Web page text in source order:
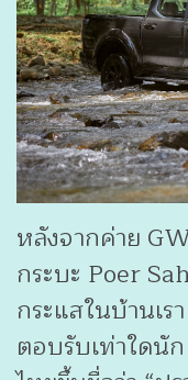
หลังจากค่าย
กระบะ Poer
กระแสในบ้านเ
ตอบรับเท่าใดนัก